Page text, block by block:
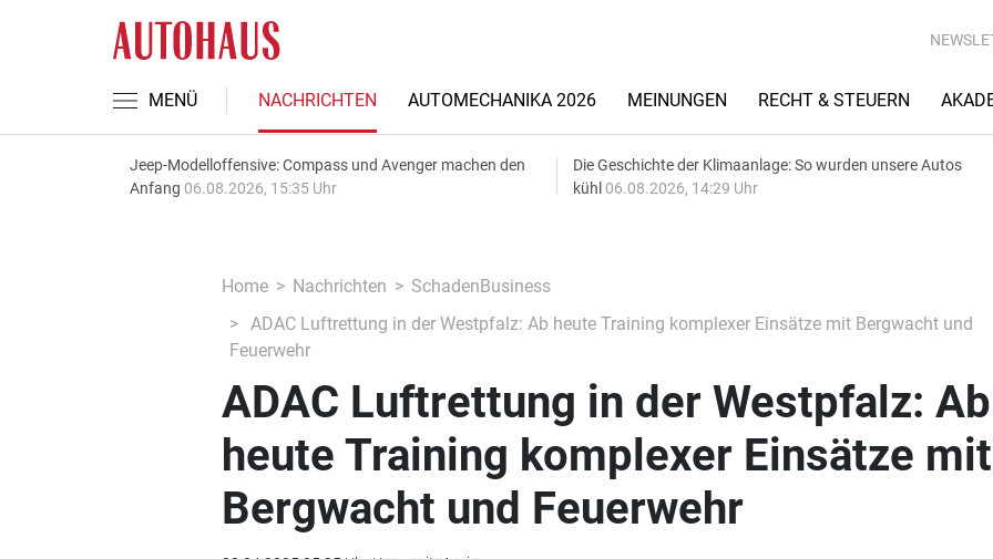
MENÜ NACHRICHTEN AUTOMECHANIKA 2026 MEINUNGEN RECHT & STEUERN
Jeep-Modelloffensive: Compass und Avenger machen den
Anfang 06.08.2026, 15:35 Uhr
Die Geschichte der Klimaanlage: So wurden unsere Autos
kühl 06.08.2026, 14:29 Uhr
Home Nachrichten
SchadenBusiness
ADAC Luftrettung in der Westpfalz: Ab heute Training komplexer Einsätze mit Bergwacht und
Feuerwehr
ADAC Luftrettung in der Westpfalz: Ab
heute Training komplexer Einsätze mit
Bergwacht und Feuerwehr